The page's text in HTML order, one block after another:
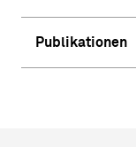
Publikationen